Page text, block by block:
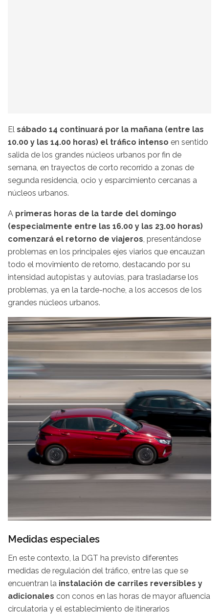
El sábado 14 continuará por la mañana (entre las
10.00 y las 14.00 horas) el tráfico intenso en sentido
salida de los grandes núcleos urbanos por fin de
semana, en trayectos de corto recorrido a zonas de
segunda residencia, ocio y esparcimiento cercanas a
núcleos urbanos.
A primeras horas de la tarde del domingo
(especialmente entre las 16.00 y las 23.00 horas)
comenzará el retorno de viajeros, presentándose
problemas en los principales ejes viarios que encauzan
todo el movimiento de retorno, destacando por su
intensidad autopistas y autovías, para trasladarse los
problemas, ya en la tarde-noche, a los accesos de los
grandes núcleos urbanos.
Medidas especiales
En este contexto, la DGT ha previsto diferentes
medidas de regulación del tráfico, entre las que se
encuentran la instalación de carriles reversibles y
adicionales con conos en las horas de mayor afluencia
circulatoria y el establecimiento de itinerarios